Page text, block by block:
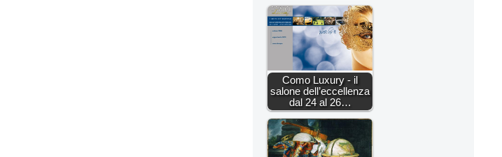
Como Luxury - il
salone dell’eccellenza
dal 24 al 26…